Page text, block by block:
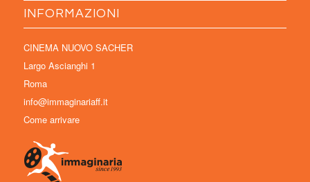
INFORMAZIONI
CINEMA NUOVO SACHER
Largo Ascianghi 1
Roma
info@immaginariaff.it
Come arrivare